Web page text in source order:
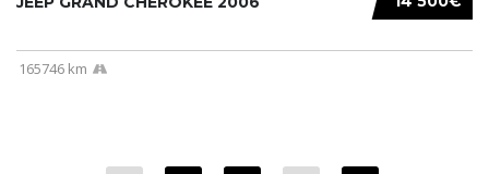
165746 km